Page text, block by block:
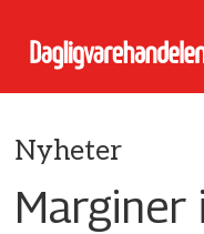
Nyheter
Marginer